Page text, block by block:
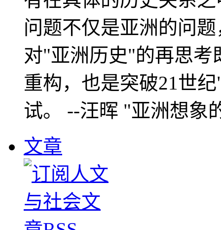
问题不仅是亚洲的问
对"亚洲历史"的再思考
重构，也是突破21世
试。 --汪晖 "亚洲想象
文章